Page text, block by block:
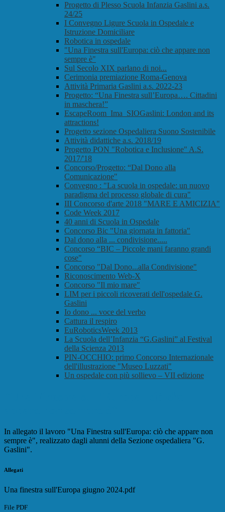
Progetto di Plesso Scuola Infanzia Gaslini a.s.
24/25
I Convegno Ligure Scuola in Ospedale e
Istruzione Domiciliare
Robotica in ospedale
"Una Finestra sull'Europa: ciò che appare non
sempre è"
Sul Secolo XIX parlano di noi...
Cerimonia premiazione Roma-Genova
Attività Primaria Gaslini a.s. 2022-23
Progetto: “Una Finestra sull’Europa…. Cittadini
in maschera!”
EscapeRoom_Ima_SIOGaslini: London and its
attractions!
Progetto sezione Ospedaliera Suono Sostenibile
Attività didattiche a.s. 2018/19
Progetto PON "Robotica e Inclusione" A.S.
2017/'18
Concorso/Progetto: “Dal Dono alla
Comunicazione"
Convegno : "La scuola in ospedale: un nuovo
paradigma del processo globale di cura"
III Concorso d'arte 2018 "MARE E AMICIZIA"
Code Week 2017
40 anni di Scuola in Ospedale
Concorso Bic "Una giornata in fattoria"
Dal dono alla ... condivisione.....
Concorso “BIC – Piccole mani faranno grandi
cose"
Concorso "Dal Dono...alla Condivisione"
Riconoscimento Web-X
Concorso "Il mio mare"
LIM per i piccoli ricoverati dell'ospedale G.
Gaslini
Io dono ... voce del verbo
Cattura il respiro
EuRoboticsWeek 2013
La Scuola dell’Infanzia “G.Gaslini” al Festival
della Scienza 2013
PIN-OCCHIO: primo Concorso Internazionale
dell'illustrazione "Museo Luzzati"
Un ospedale con più sollievo – VII edizione
In allegato il lavoro "Una Finestra sull'Europa: ciò che appare non
sempre è", realizzato dagli alunni della Sezione ospedaliera "G.
Gaslini".
Allegati
Una finestra sull'Europa giugno 2024.pdf
File PDF